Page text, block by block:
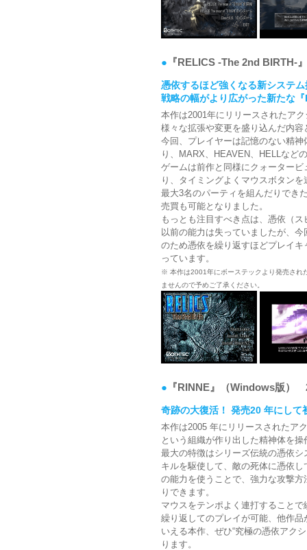
● 『RELICS -The 2nd
憑依するほど強くなる新システ
戦略の幅がより広がった新たな
本作は2001年にリリースされたア
様々な拡張や変更を盛り込んだ内容
今回、プレイヤーは記憶のない精
り、MARX、HEAVEN、HELLなど
ゲームは前作と同様にクォーター
り、タイミングよくマウスボタン
最大3名のパーティを組んだりでき
売買も可能となりました。
もっとも注目すべき点は、憑依（
以前の能力は失っていましたが、
のため憑依を繰り返すほどプレイ
っています。
※ 本作は2001年にボーステックより発売され
ませんので予めご了承ください。
● 『RINNE』（Windows版）
奇跡の大復活！ 発売20 年にして
本作は2005 年にリリースされたア
という組織が作り出した精神体を
最大の特徴はシリーズ伝統の憑依
キルを駆使して、敵の死体に憑依
の能力を使うことで、強力な攻撃
りできます。
マウスをテンポよく連打すること
繰り返してのプレイが可能、他作
いえる本作、ぜひ“究極の憑依アク
ります。